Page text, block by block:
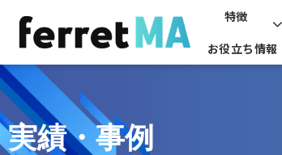
特徴
お役立ち情報
実績・事例